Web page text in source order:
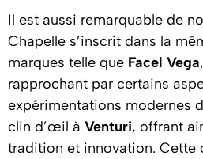
Il est aussi remarquable de
Chapelle s’inscrit dans la
marques telle que Facel Vega
rapprochant par certains
expérimentations modernes
clin d’œil à Venturi, offrant
tradition et innovation. Cette